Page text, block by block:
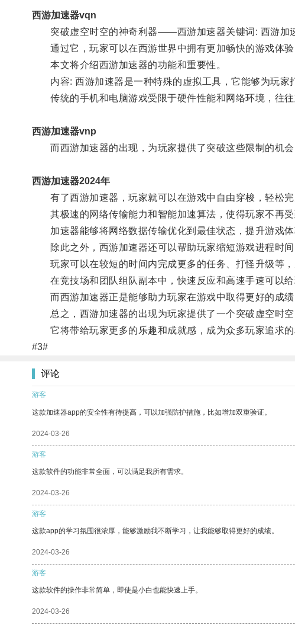
西游加速器vqn
突破虚空时空的神奇利器——西游加速器关键词: 西游加速
通过它，玩家可以在西游世界中拥有更加畅快的游戏体验
本文将介绍西游加速器的功能和重要性。
内容: 西游加速器是一种特殊的虚拟工具，它能够为玩家
传统的手机和电脑游戏受限于硬件性能和网络环境，往往
西游加速器vnp
而西游加速器的出现，为玩家提供了突破这些限制的机会
西游加速器2024年
有了西游加速器，玩家就可以在游戏中自由穿梭，轻松完
其极速的网络传输能力和智能加速算法，使得玩家不再受
加速器能够将网络数据传输优化到最佳状态，提升游戏体
除此之外，西游加速器还可以帮助玩家缩短游戏进程时间
玩家可以在较短的时间内完成更多的任务、打怪升级等，
在竞技场和团队组队副本中，快速反应和高速手速可以给
而西游加速器正是能够助力玩家在游戏中取得更好的成绩
总之，西游加速器的出现为玩家提供了一个突破虚空时空
它将带给玩家更多的乐趣和成就感，成为众多玩家追求的
#3#
评论
游客
这款加速器app的安全性有待提高，可以加强防护措施，比如增加双重验证。
2024-03-26
游客
这款软件的功能非常全面，可以满足我所有需求。
2024-03-26
游客
这款app的学习氛围很浓厚，能够激励我不断学习，让我能够取得更好的成绩。
2024-03-26
游客
这款软件的操作非常简单，即使是小白也能快速上手。
2024-03-26